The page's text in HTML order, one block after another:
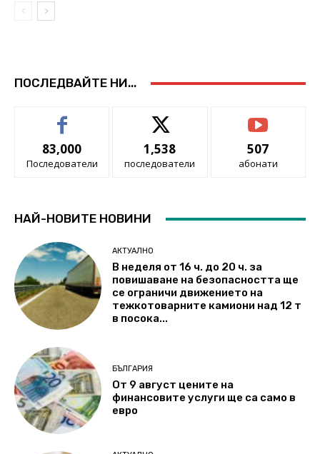
ПОСЛЕДВАЙТЕ НИ...
83,000
Последователи
1,538
последователи
507
абонати
НАЙ-НОВИТЕ НОВИНИ
АКТУАЛНО
В неделя от 16 ч. до 20 ч. за
повишаване на безопасността ще
се ограничи движението на
тежкотоварните камиони над 12 т
в посока...
БЪЛГАРИЯ
От 9 август цените на
финансовите услуги ще са само в
евро